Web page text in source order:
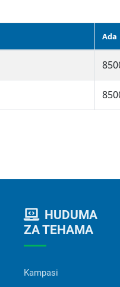
Ada
HUDUMA
ZA TEHAMA
Kampasi